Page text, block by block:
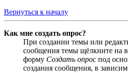
Вернуться к началу
Как мне создать опрос?
При создании темы или
сообщения темы щёлкните на
форму Создать опрос под
создания сообщения, в